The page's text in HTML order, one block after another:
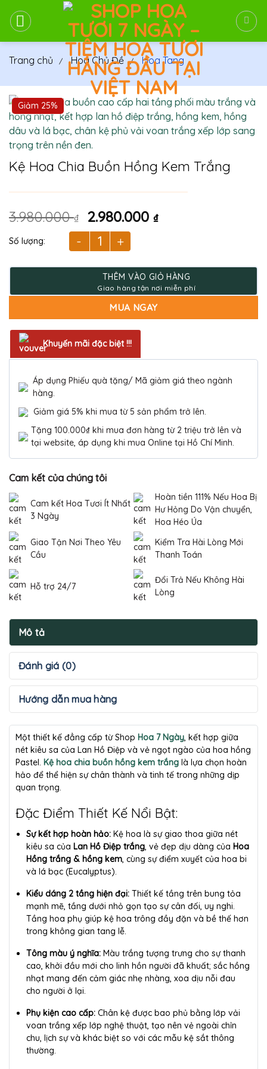
qua
Trang chủ
Hoa Chủ Đề Hoa Tang
Giảm 25%
Kệ Hoa Chia Buồn Hồng Kem Trắng
3.980.000₫
Giá
gốc
là:
2.980.000₫Giá
2.980.000 ₫.
Kệ Hoa Chia Buồn Hồng Kem Trắng số lượng
THÊM VÀO GIỎ HÀNG
MUA NGAY
Khuyến mãi đặc biệt !!!
Áp dụng Phiếu quà tặng/ Mã giảm giá theo ngành
hàng.
Giảm giá 5% khi mua từ 5 sản phẩm trở lên.
Tặng 100.000₫ khi mua đơn hàng từ 2 triệu trở lên và
tại website, áp dụng khi mua Online tại Hồ Chí Minh.
Cam kết của chúng tôi
Cam kết Hoa Tươi Ít Nhất
3 Ngày
Hoàn tiền 111% Nếu Hoa Bị
Hư Hỏng Do Vận chuyển,
Hoa Héo Úa
Giao Tận Nơi Theo Yêu
Cầu
Kiểm Tra Hài Lòng Mới
Thanh Toán
Hỗ trợ 24/7
Đổi Trả Nếu Không Hài
Lòng
Mô tả
Đánh giá (0)
Hướng dẫn mua hàng
Một thiết kế đẳng cấp từ Shop Hoa 7 Ngày, kết hợp giữa
nét kiêu sa của Lan Hồ Điệp và vẻ ngọt ngào của hoa hồng
Pastel. Kệ hoa chia buồn hồng kem trắng là lựa chọn hoàn
hảo để thể hiện sự chân thành và tinh tế trong những dịp
quan trọng.
Đặc Điểm Thiết Kế Nổi Bật:
Sự kết hợp hoàn hảo: Kệ hoa là sự giao thoa giữa nét
kiêu sa củaLan Hồ Điệp trắng, vẻ đẹp dịu dàng củaHoa
Hồng trắng & hồng kem, cùng sự điểm xuyết của hoa bi
và lá bạc (Eucalyptus).
Kiểu dáng 2 tầng hiện đại: Thiết kế tầng trên bung tỏa
mạnh mẽ, tầng dưới nhỏ gọn tạo sự cân đối, uy nghi.
Tầng hoa phụ giúp kệ hoa trông đầy đặn và bề thế hơn
trong không gian tang lễ.
Tông màu ý nghĩa: Màu trắng tượng trưng cho sự thanh
cao, khởi đầu mới cho linh hồn người đã khuất; sắc hồng
nhạt mang đến cảm giác nhẹ nhàng, xoa dịu nỗi đau
cho người ở lại.
Phụ kiện cao cấp: Chân kệ được bao phủ bằng lớp vải
voan trắng xếp lớp nghệ thuật, tạo nên vẻ ngoài chỉn
chu, lịch sự và khác biệt so với các mẫu kệ sắt thông
thường.